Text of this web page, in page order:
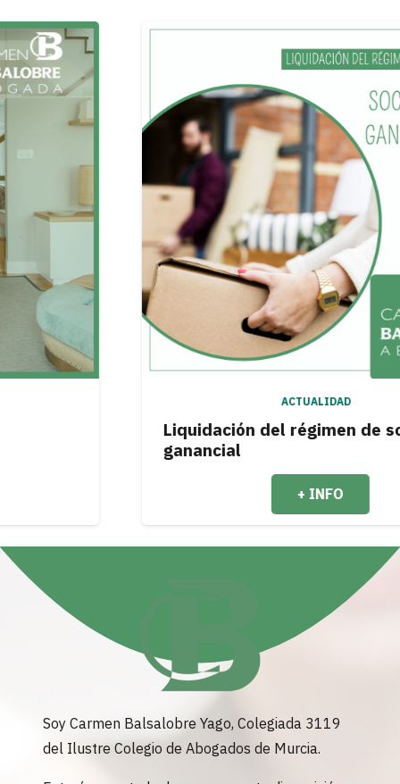
ACTUALIDAD
Liquidación del régimen de sociedad
ganancial
Soy Carmen Balsalobre Yago, Colegiada 3119
del Ilustre Colegio de Abogados de Murcia.